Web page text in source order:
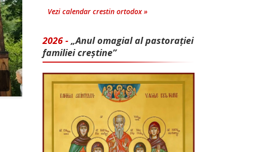
Vezi calendar crestin ortodox »
2026 - „Anul omagial al pastorației
familiei creștine”